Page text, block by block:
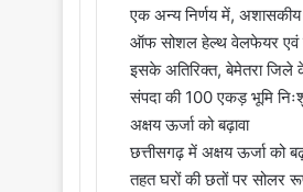
एक अन्य निर्णय में, अशासकीय
ऑफ सोशल हेल्थ वेलफेयर एवं
इसके अतिरिक्त, बेमेतरा जिले के
संपदा की 100 एकड़ भूमि
अक्षय ऊर्जा को बढ़ावा
छत्तीसगढ़ में अक्षय ऊर्जा को
तहत घरों की छतों पर सोलर